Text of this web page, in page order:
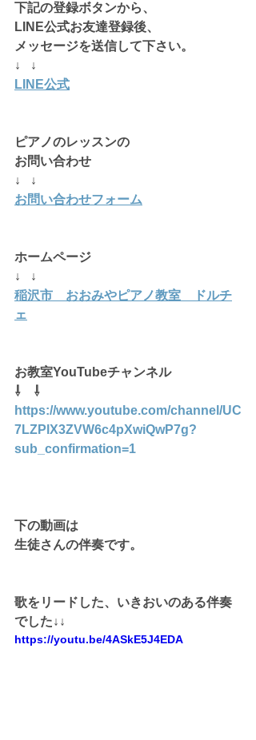
下記の登録ボタンから、
LINE公式お友達登録後、
メッセージを送信して下さい。
↓   ↓
LINE公式
ピアノのレッスンの
お問い合わせ
↓   ↓
お問い合わせフォーム
ホームページ
↓   ↓
稲沢市　おおみやピアノ教室　ドルチ
ェ
お教室YouTubeチャンネル
⇩    ⇩
https://www.youtube.com/channel/UC
7LZPlX3ZVW6c4pXwiQwP7g?
sub_confirmation=1
下の動画は
生徒さんの伴奏です。
歌をリードした、いきおいのある伴奏
でした↓↓
https://youtu.be/4ASkE5J4EDA